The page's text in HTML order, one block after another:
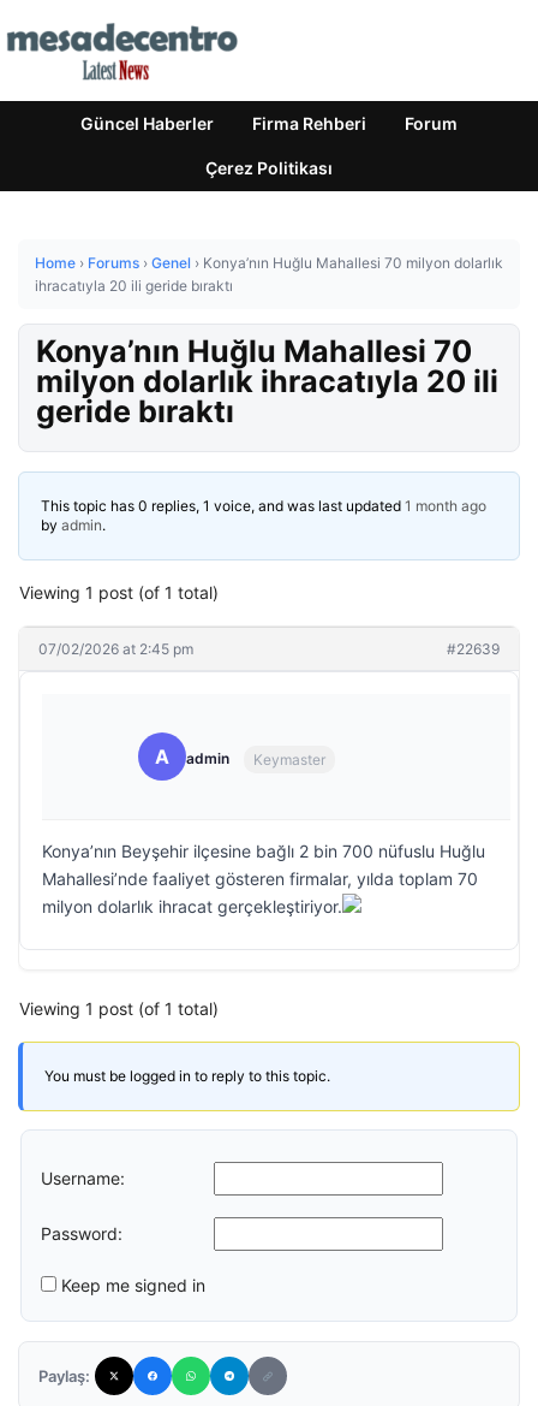
Güncel Haberler Firma Rehberi Forum
Çerez Politikası
Home › Forums › Genel › Konya’nın Huğlu Mahallesi 70 milyon dolarlık
ihracatıyla 20 ili geride bıraktı
Konya’nın Huğlu Mahallesi 70
milyon dolarlık ihracatıyla 20 ili
geride bıraktı
This topic has 0 replies, 1 voice, and was last updated 1 month ago
by admin.
Viewing 1 post (of 1 total)
07/02/2026 at 2:45 pm #22639
A admin Keymaster
Konya’nın Beyşehir ilçesine bağlı 2 bin 700 nüfuslu Huğlu
Mahallesi’nde faaliyet gösteren firmalar, yılda toplam 70
milyon dolarlık ihracat gerçekleştiriyor.
Viewing 1 post (of 1 total)
You must be logged in to reply to this topic.
Username:
Password:
Keep me signed in
Paylaş: